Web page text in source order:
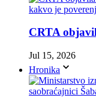
CRTA
Jul 15, 2026
Hronika